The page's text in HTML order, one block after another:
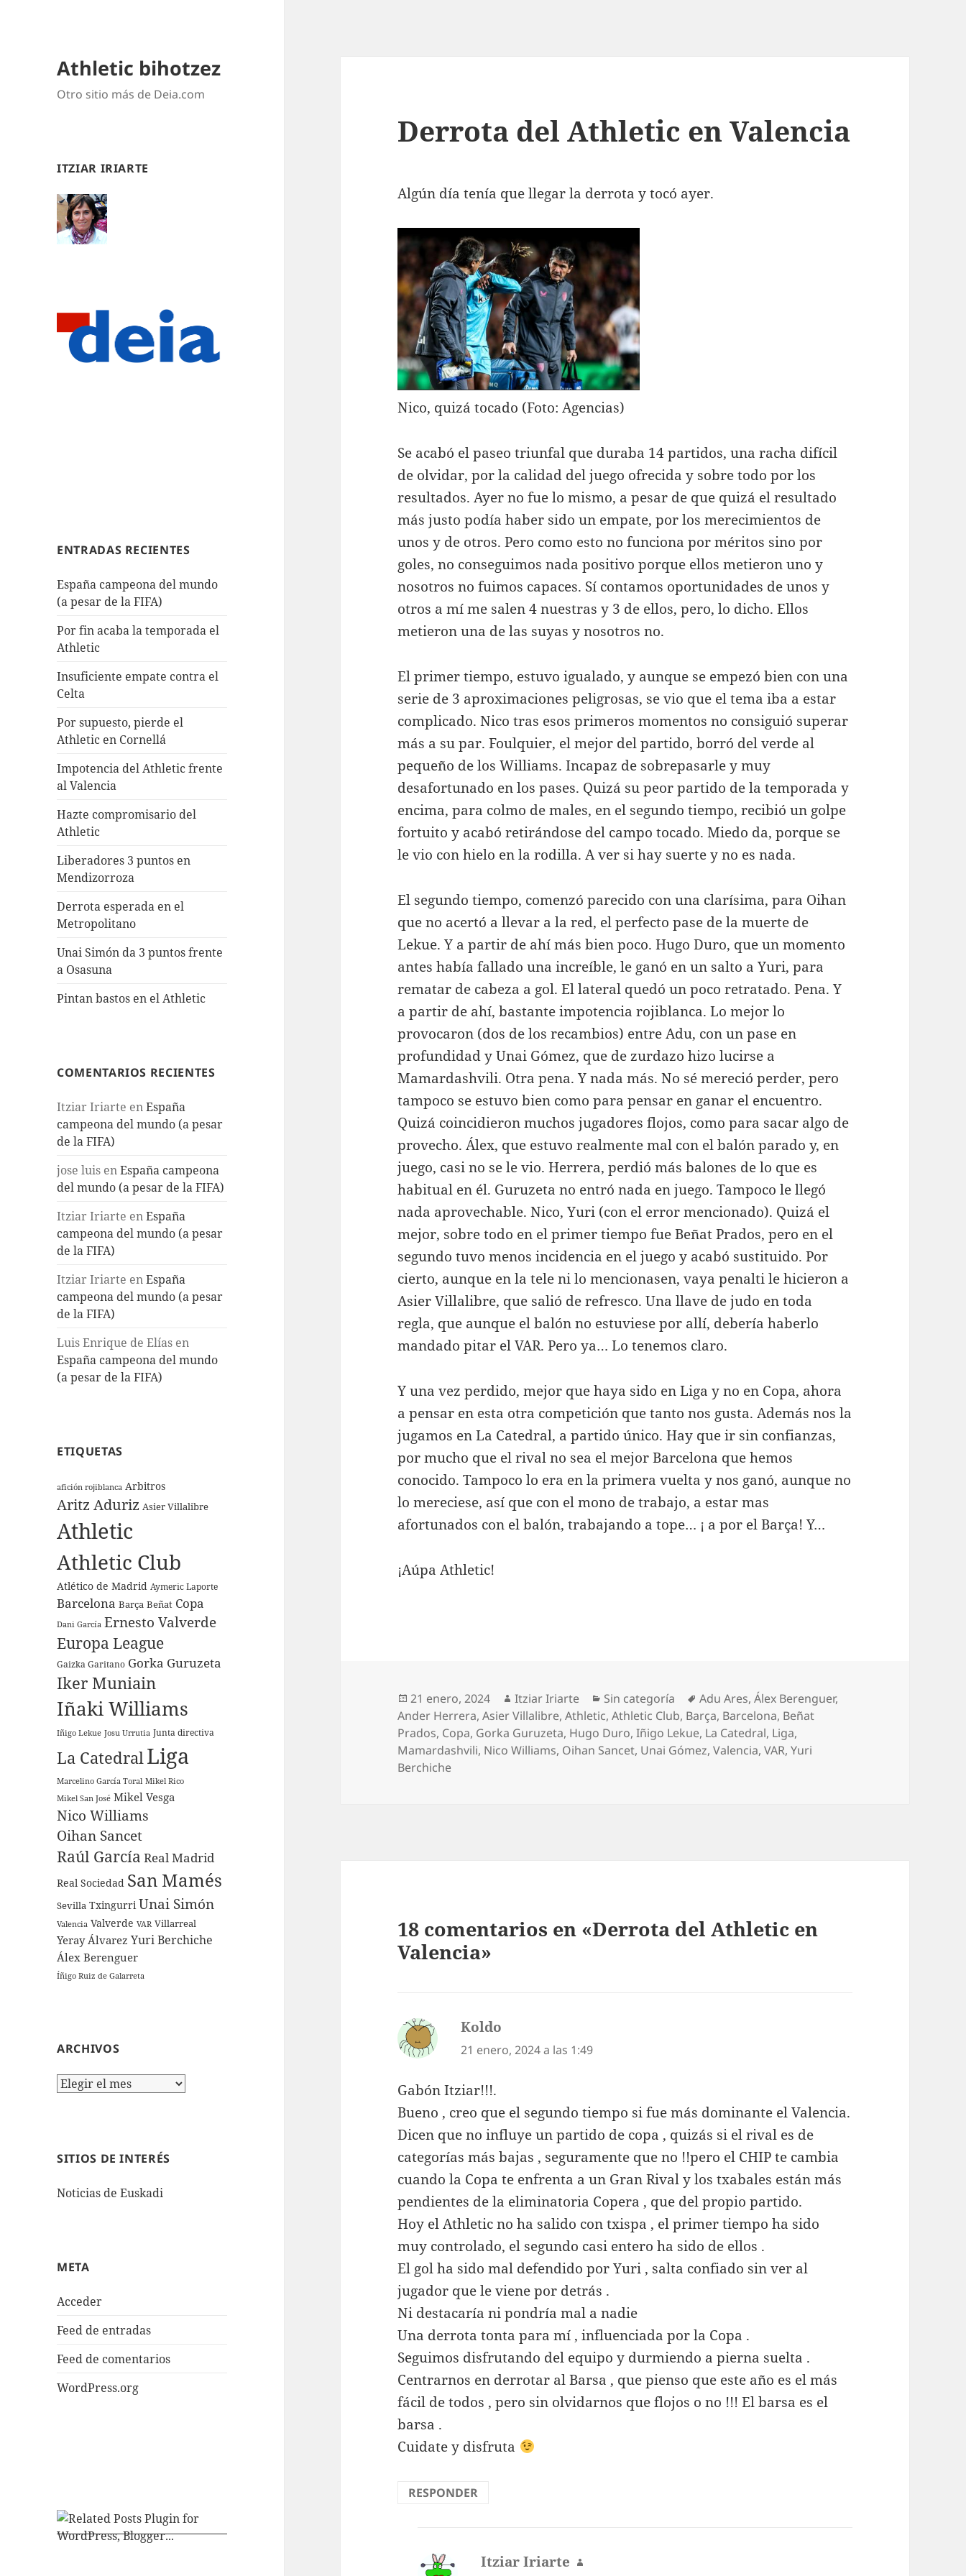
Athletic bihotzez
Otro sitio más de Deia.com
ITZIAR IRIARTE
ENTRADAS RECIENTES
España campeona del mundo
(a pesar de la FIFA)
Por fin acaba la temporada el
Athletic
Insuficiente empate contra el
Celta
Por supuesto, pierde el
Athletic en Cornellá
Impotencia del Athletic frente
al Valencia
Hazte compromisario del
Athletic
Liberadores 3 puntos en
Mendizorroza
Derrota esperada en el
Metropolitano
Unai Simón da 3 puntos frente
a Osasuna
Pintan bastos en el Athletic
COMENTARIOS RECIENTES
Itziar Iriarte enEspaña
campeona del mundo (a pesar
de la FIFA)
jose luis enEspaña campeona
del mundo (a pesar de la FIFA)
Itziar Iriarte enEspaña
campeona del mundo (a pesar
de la FIFA)
Itziar Iriarte enEspaña
campeona del mundo (a pesar
de la FIFA)
Luis Enrique de Elías en
España campeona del mundo
(a pesar de la FIFA)
ETIQUETAS
afición rojiblanca Arbitros
Aritz Aduriz Asier Villalibre
Athletic
Athletic Club
Atlético de Madrid Aymeric Laporte
Barcelona Barça Beñat Copa
Dani García Ernesto Valverde
Europa League
Gaizka Garitano Gorka Guruzeta
Iker Muniain
Iñaki Williams
Iñigo Lekue Josu Urrutia Junta directiva
La CatedralLiga
Marcelino García Toral Mikel Rico
Mikel San José Mikel Vesga
Nico Williams
Oihan Sancet
Raúl García Real Madrid
Real Sociedad San Mamés
Sevilla Txingurri Unai Simón
Valencia Valverde VAR Villarreal
Yeray Álvarez Yuri Berchiche
Álex Berenguer
Íñigo Ruiz de Galarreta
ARCHIVOS
Archivos
SITIOS DE INTERÉS
Noticias de Euskadi
META
Acceder
Feed de entradas
Feed de comentarios
WordPress.org
Derrota del Athletic en Valencia
Algún día tenía que llegar la derrota y tocó ayer.
Nico, quizá tocado (Foto: Agencias)
Se acabó el paseo triunfal que duraba 14 partidos, una racha difícil
de olvidar, por la calidad del juego ofrecida y sobre todo por los
resultados. Ayer no fue lo mismo, a pesar de que quizá el resultado
más justo podía haber sido un empate, por los merecimientos de
unos y de otros. Pero como esto no funciona por méritos sino por
goles, no conseguimos nada positivo porque ellos metieron uno y
nosotros no fuimos capaces. Sí contamos oportunidades de unos y
otros a mí me salen 4 nuestras y 3 de ellos, pero, lo dicho. Ellos
metieron una de las suyas y nosotros no.
El primer tiempo, estuvo igualado, y aunque se empezó bien con una
serie de 3 aproximaciones peligrosas, se vio que el tema iba a estar
complicado. Nico tras esos primeros momentos no consiguió superar
más a su par. Foulquier, el mejor del partido, borró del verde al
pequeño de los Williams. Incapaz de sobrepasarle y muy
desafortunado en los pases. Quizá su peor partido de la temporada y
encima, para colmo de males, en el segundo tiempo, recibió un golpe
fortuito y acabó retirándose del campo tocado. Miedo da, porque se
le vio con hielo en la rodilla. A ver si hay suerte y no es nada.
El segundo tiempo, comenzó parecido con una clarísima, para Oihan
que no acertó a llevar a la red, el perfecto pase de la muerte de
Lekue. Y a partir de ahí más bien poco. Hugo Duro, que un momento
antes había fallado una increíble, le ganó en un salto a Yuri, para
rematar de cabeza a gol. El lateral quedó un poco retratado. Pena. Y
a partir de ahí, bastante impotencia rojiblanca. Lo mejor lo
provocaron (dos de los recambios) entre Adu, con un pase en
profundidad y Unai Gómez, que de zurdazo hizo lucirse a
Mamardashvili. Otra pena. Y nada más. No sé mereció perder, pero
tampoco se estuvo bien como para pensar en ganar el encuentro.
Quizá coincidieron muchos jugadores flojos, como para sacar algo de
provecho. Álex, que estuvo realmente mal con el balón parado y, en
juego, casi no se le vio. Herrera, perdió más balones de lo que es
habitual en él. Guruzeta no entró nada en juego. Tampoco le llegó
nada aprovechable. Nico, Yuri (con el error mencionado). Quizá el
mejor, sobre todo en el primer tiempo fue Beñat Prados, pero en el
segundo tuvo menos incidencia en el juego y acabó sustituido. Por
cierto, aunque en la tele ni lo mencionasen, vaya penalti le hicieron a
Asier Villalibre, que salió de refresco. Una llave de judo en toda
regla, que aunque el balón no estuviese por allí, debería haberlo
mandado pitar el VAR. Pero ya… Lo tenemos claro.
Y una vez perdido, mejor que haya sido en Liga y no en Copa, ahora
a pensar en esta otra competición que tanto nos gusta. Además nos la
jugamos en La Catedral, a partido único. Hay que ir sin confianzas,
por mucho que el rival no sea el mejor Barcelona que hemos
conocido. Tampoco lo era en la primera vuelta y nos ganó, aunque no
lo mereciese, así que con el mono de trabajo, a estar mas
afortunados con el balón, trabajando a tope… ¡ a por el Barça! Y…
¡Aúpa Athletic!
Publicado
el
21 enero, 2024 Autor
Itziar Iriarte Categorías
Sin categoría Etiquetas
Adu Ares,Álex Berenguer,
Ander Herrera,Asier Villalibre,Athletic,Athletic Club, Barça, Barcelona, Beñat
Prados, Copa, Gorka Guruzeta, Hugo Duro,Iñigo Lekue, La Catedral, Liga,
Mamardashvili, Nico Williams, Oihan Sancet, Unai Gómez,Valencia,VAR,Yuri
Berchiche
18 comentarios en «Derrota del Athletic en
Valencia»
Koldo
21 enero, 2024 a las 1:49
Gabón Itziar!!!.
Bueno , creo que el segundo tiempo si fue más dominante el Valencia.
Dicen que no influye un partido de copa , quizás si el rival es de
categorías más bajas , seguramente que no !!pero el CHIP te cambia
cuando la Copa te enfrenta a un Gran Rival y los txabales están más
pendientes de la eliminatoria Copera , que del propio partido.
Hoy el Athletic no ha salido con txispa , el primer tiempo ha sido
muy controlado, el segundo casi entero ha sido de ellos .
El gol ha sido mal defendido por Yuri , salta confiado sin ver al
jugador que le viene por detrás .
Ni destacaría ni pondría mal a nadie
Una derrota tonta para mí , influenciada por la Copa .
Seguimos disfrutando del equipo y durmiendo a pierna suelta .
Centrarnos en derrotar al Barsa , que pienso que este año es el más
fácil de todos , pero sin olvidarnos que flojos o no !!! El barsa es el
barsa .
Cuidate y disfruta
RESPONDER
Itziar Iriarte dice: